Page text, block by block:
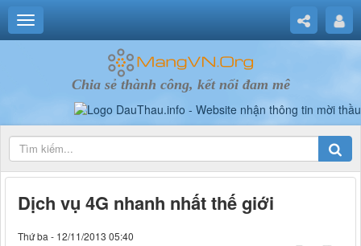
Chia sẻ thành công, kết nối đam mê
Dịch vụ 4G nhanh nhất thế giới
Thứ ba - 12/11/2013 05:40